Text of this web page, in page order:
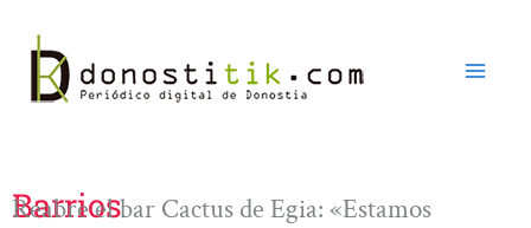
contenido
Barrios
Reabre el bar Cactus de Egia: «Estamos